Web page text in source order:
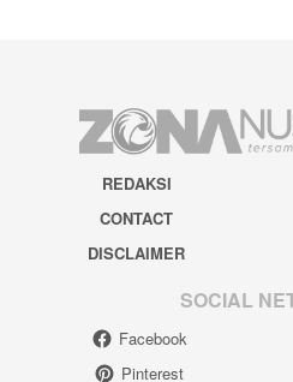
REDAKSI
CONTACT
DISCLAIMER
SOCIAL
Facebook
Pinterest